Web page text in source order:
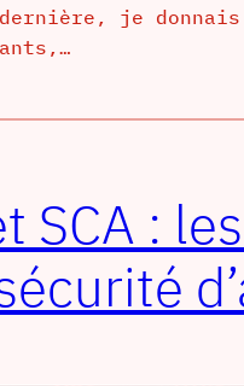
dernière, je
SCA :